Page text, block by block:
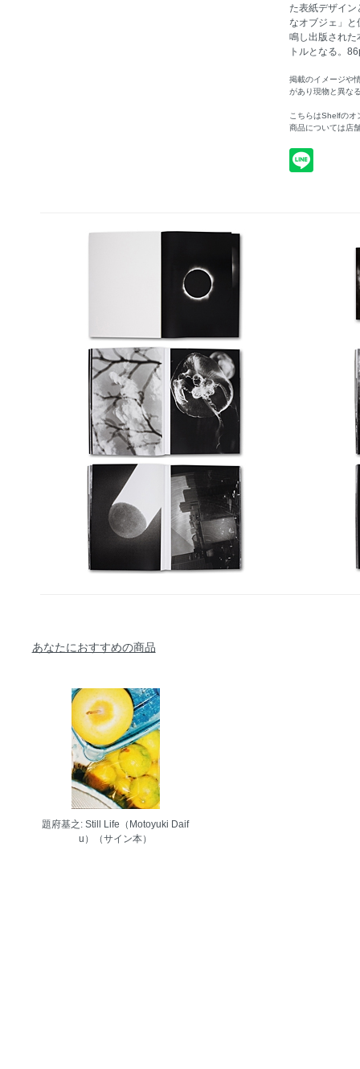
た表紙デザイ
なオブジェ」
鳴し出版された
トルとなる。
掲載のイメージや
があり現物と異な
こちらはShelfのオ
商品については店
あなたにおすすめの商品
題府基之: Still Life（Motoyuki Daif
u）（サイン本）